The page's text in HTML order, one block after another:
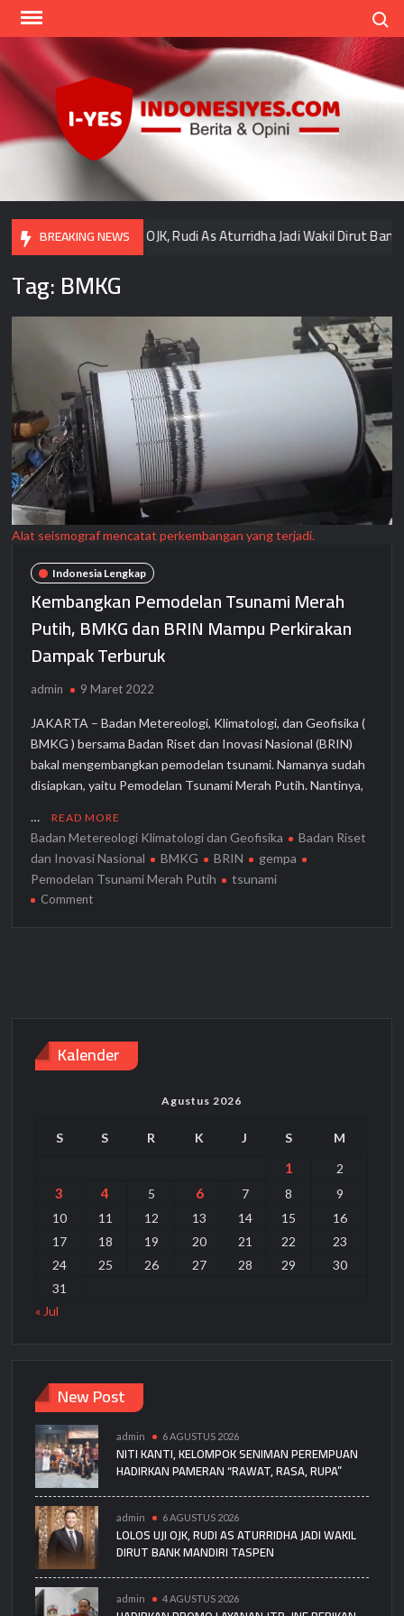
Skip
BREAKING NEWS
Lolos Uji OJK, Rudi As Aturridha Jadi Wakil Dirut Bank
Tag:BMKG
Alat seismograf mencatat perkembangan yang terjadi.
Indonesia Lengkap
Kembangkan Pemodelan Tsunami Merah
Putih, BMKG dan BRIN Mampu Perkirakan
Dampak Terburuk
admin 9 Maret 2022
JAKARTA – Badan Metereologi, Klimatologi, dan Geofisika (
BMKG ) bersama Badan Riset dan Inovasi Nasional (BRIN)
bakal mengembangkan pemodelan tsunami. Namanya sudah
disiapkan, yaitu Pemodelan Tsunami Merah Putih. Nantinya,
… READ MORE
Badan Metereologi Klimatologi dan Geofisika
Badan Riset
dan Inovasi Nasional
BMKG BRIN
gempa
Pemodelan Tsunami Merah Putih
tsunami
Commenton
BRIN
Terburuk
Kalender
Agustus 2026
S S R K J S M
1 2
3 4 5 6 7 8
9
10
11 12 13 14 15
16
17
18 19 20 21 22
23
24
25 26 27 28 29
30
31
« Jul
New Post
admin 6 AGUSTUS 2026
NITI KANTI, KELOMPOK SENIMAN PEREMPUAN
HADIRKAN PAMERAN “RAWAT, RASA, RUPA”
admin 6 AGUSTUS 2026
LOLOS UJI OJK, RUDI AS ATURRIDHA JADI WAKIL
DIRUT BANK MANDIRI TASPEN
admin 4 AGUSTUS 2026